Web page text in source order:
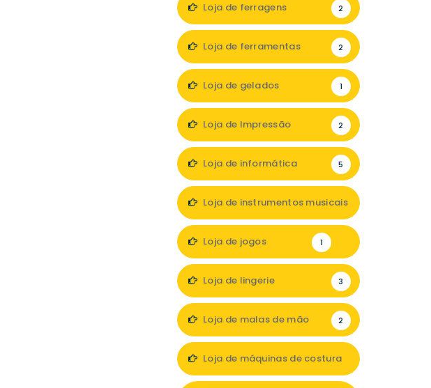
Loja de ferragens 2
Loja de ferramentas 2
Loja de gelados 1
Loja de Impressão 2
Loja de informática 5
Loja de instrumentos musicais
Loja de jogos 1
Loja de lingerie 3
Loja de malas de mão 2
Loja de máquinas de costura